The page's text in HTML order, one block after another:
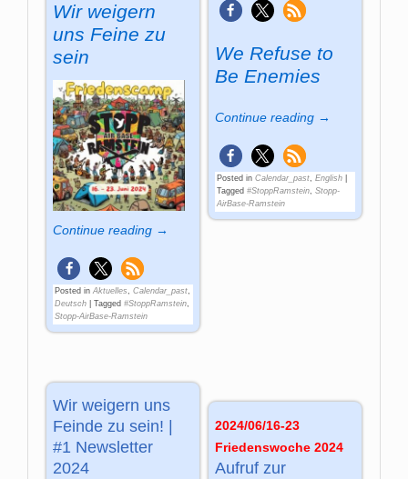
Wir weigern
uns Feine zu
sein
Continue reading →
Posted in Aktuelles ,Calendar_past
Deutsch |Tagged #StoppRamstein
Stopp-AirBase-Ramstein
We Refuse to
Be Enemies
Continue reading →
Posted in Calendar_past, English|
Tagged #StoppRamstein, Stopp-
AirBase-Ramstein
Wir weigern uns
Feinde zu sein! |
#1 Newsletter
2024
2024/06/16-23
Friedenswoche 2024
Aufruf zur